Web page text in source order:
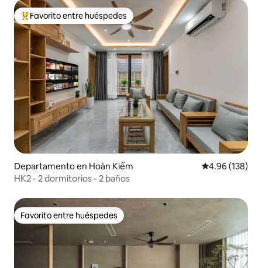
De los mejores en Favorito entre huéspedes
Favorito entre huéspedes
Departamento en Hoàn Kiếm Calificación
4.96 (138)
HK2 - 2 dormitorios - 2 baños
Favorito entre huéspedes
Favorito entre huéspedes